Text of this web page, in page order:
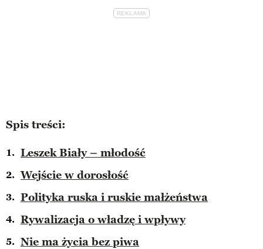
Spis treści:
Leszek Biały – młodość
Wejście w dorosłość
Polityka ruska i ruskie małżeństwa
Rywalizacja o władzę i wpływy
Nie ma życia bez piwa